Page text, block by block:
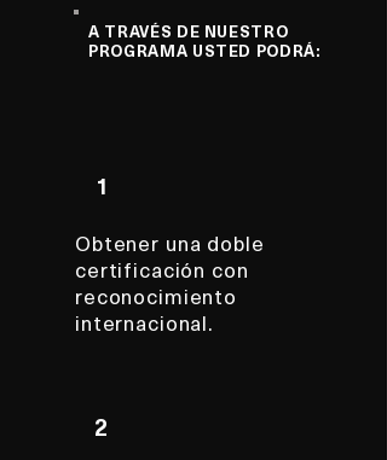
A TRAVÉS DE NUESTRO
PROGRAMA USTED PODRÁ:
1
Obtener una doble
certificación con
reconocimiento
internacional.
2